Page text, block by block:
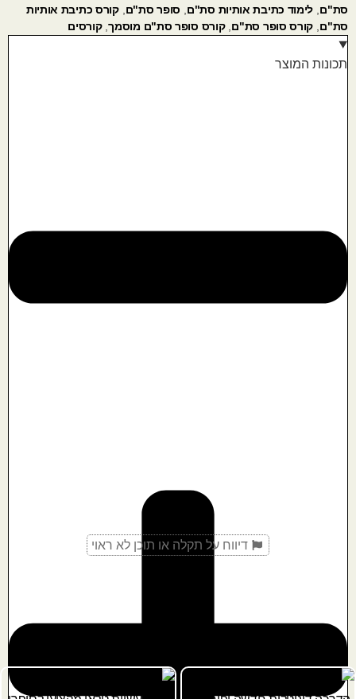
סת"ם לימוד כתיבת אותיות סת"ם סופר סת"ם ,קורס כתיבת אותיות
סת"ם קורס סופר סת"ם ,קורס סופר סת"ם מוסמך,קורסים
תכונות המוצר
דיווח על תקלה או תוכן לא ראוי